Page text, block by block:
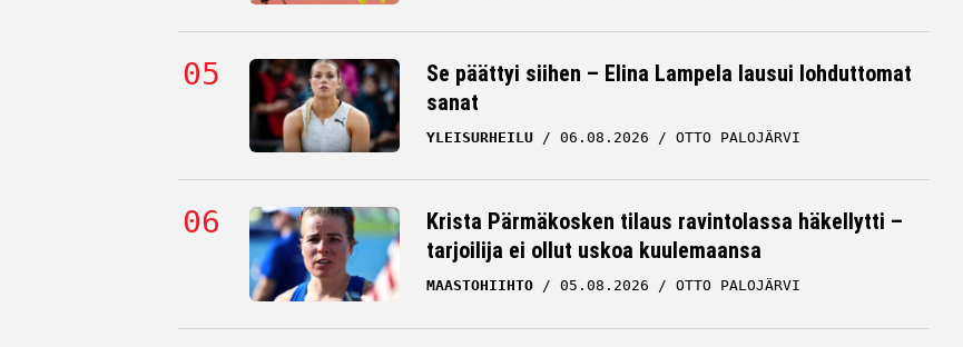
Se päättyi siihen – Elina Lampela lausui lohduttomat
sanat
YLEISURHEILU 06.08.2026 OTTO PALOJÄRVI
Krista Pärmäkosken tilaus ravintolassa häkellytti –
tarjoilija ei ollut uskoa kuulemaansa
MAASTOHIIHTO 05.08.2026 OTTO PALOJÄRVI